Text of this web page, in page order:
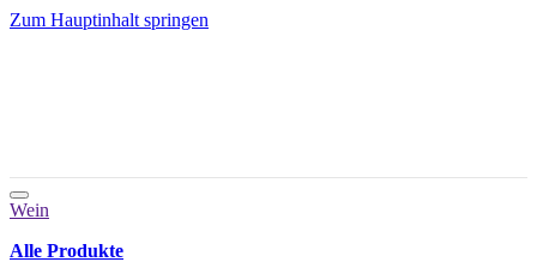
Zum Hauptinhalt springen
Wein
Alle Produkte